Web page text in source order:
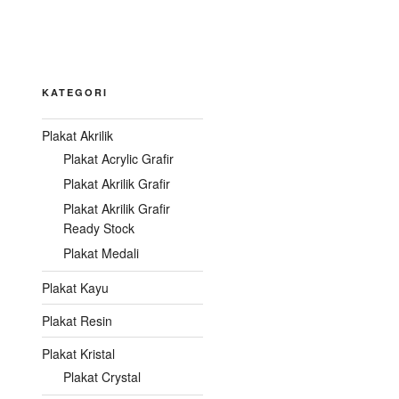
KATEGORI
Plakat Akrilik
Plakat Acrylic Grafir
Plakat Akrilik Grafir
Plakat Akrilik Grafir
Ready Stock
Plakat Medali
Plakat Kayu
Plakat Resin
Plakat Kristal
Plakat Crystal